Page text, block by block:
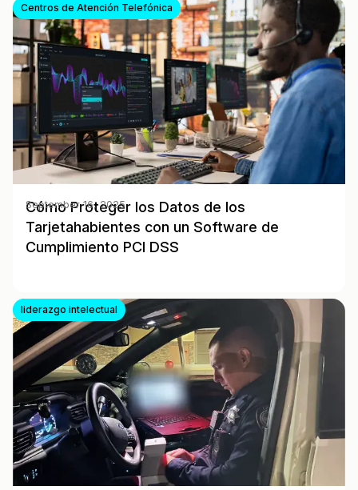
Centros de Atención Telefónica
Cómo Proteger los Datos de los
Tarjetahabientes con un Software de
Cumplimiento PCI DSS
September 16, 2025
liderazgo intelectual